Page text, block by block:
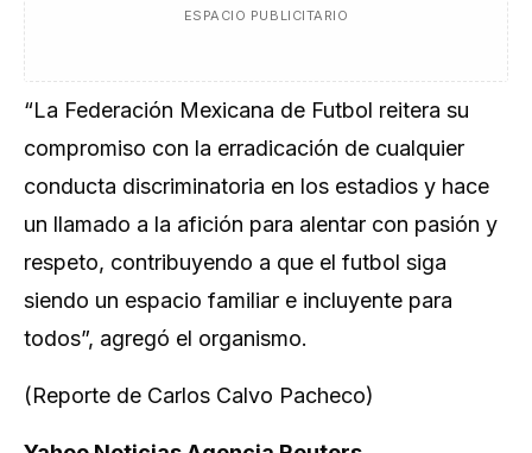
ESPACIO PUBLICITARIO
“La Federación Mexicana de Futbol reitera su
compromiso con la erradicación de ​cualquier
conducta discriminatoria en los ‌estadios y hace
un llamado a la afición para alentar con pasión y
respeto, ​contribuyendo a que el futbol siga
siendo un espacio familiar e incluyente para ​
todos”, agregó el organismo.
(Reporte de Carlos Calvo Pacheco)